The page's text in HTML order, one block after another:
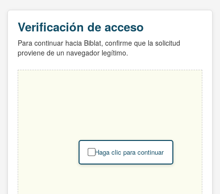
Verificación de acceso
Para continuar hacia Biblat, confirme que la solicitud
proviene de un navegador legítimo.
Haga clic para continuar